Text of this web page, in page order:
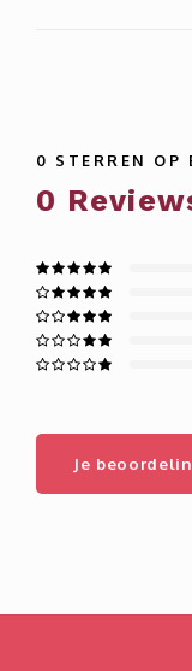
0 STERREN OP
0
Je